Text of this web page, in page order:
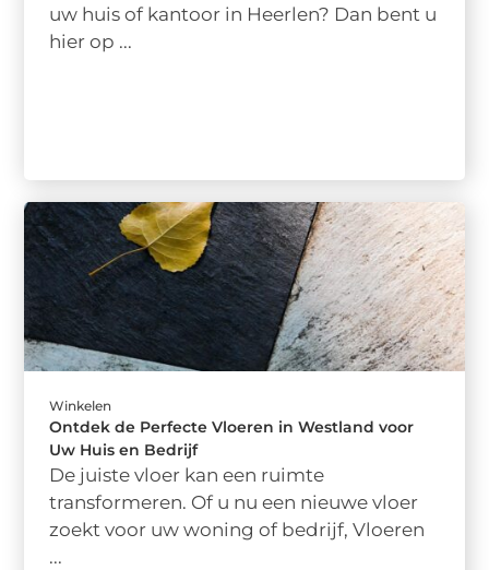
uw huis of kantoor in Heerlen? Dan bent u
hier op ...
Winkelen
Ontdek de Perfecte Vloeren in Westland voor
Uw Huis en Bedrijf
De juiste vloer kan een ruimte
transformeren. Of u nu een nieuwe vloer
zoekt voor uw woning of bedrijf, Vloeren
...